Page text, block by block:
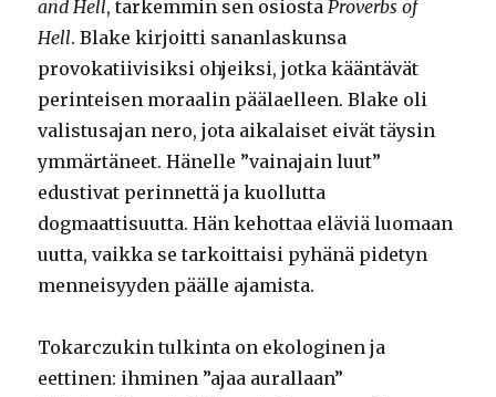
and Hell, tarkemmin sen osiostaProverbs of
Hell. Blake kirjoitti sananlaskunsa
provokatiivisiksi ohjeiksi, jotka kääntävät
perinteisen moraalin päälaelleen. Blake oli
valistusajan nero, jota aikalaiset eivät täysin
ymmärtäneet. Hänelle ”vainajain luut”
edustivat perinnettä ja kuollutta
dogmaattisuutta. Hän kehottaa eläviä luomaan
uutta, vaikka se tarkoittaisi pyhänä pidetyn
menneisyyden päälle ajamista.
Tokarczukin tulkinta on ekologinen ja
eettinen: ihminen ”ajaa aurallaan”